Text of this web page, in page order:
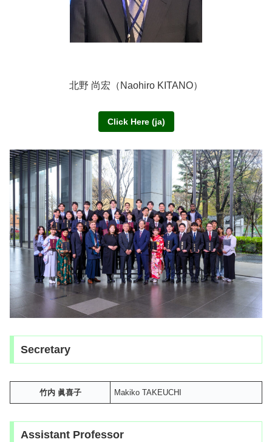
北野 尚宏（Naohiro KITANO）
Click Here (ja)
Secretary
竹内 眞喜子 Makiko TAKEUCHI
Assistant Professor